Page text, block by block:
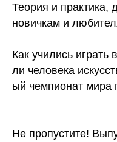
Теория и практика,
новичкам и
Как учились
ли человека
ый чемпионат мира
Не пропустите!